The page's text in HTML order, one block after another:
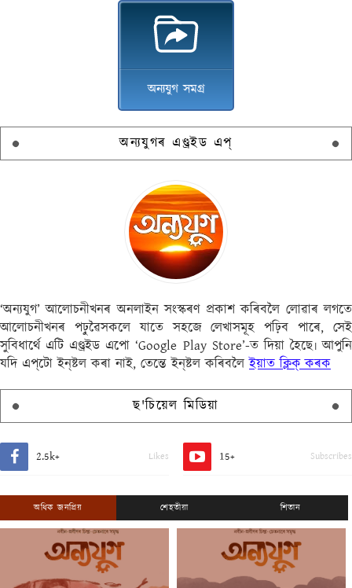
অন্যযুগ সমগ্ৰ
অন্যযুগৰ এণ্ড্ৰইড এপ্
‘অন্যযুগ’ আলোচনীখনৰ অনলাইন সংস্কৰণ প্ৰকাশ কৰিবলৈ লোৱাৰ লগতে
আলোচনীখনৰ পঢ়ুৱৈসকলে যাতে সহজে লেখাসমূহ পঢ়িব পাৰে, সেই
সুবিধাৰ্থে এটি এণ্ড্ৰইড এপো ‘Google Play Store’-ত দিয়া হৈছে৷ আপুনি
যদি এপ্‌টো ইন্‌ষ্টল কৰা নাই, তেন্তে ইন্‌ষ্টল কৰিবলৈইয়াত ক্লিক্ কৰক
ছ'চিয়েল মিডিয়া
2.5k+ Likes 15+ Subscribes
অধিক জনপ্ৰিয় শেহতীয়া শিতান